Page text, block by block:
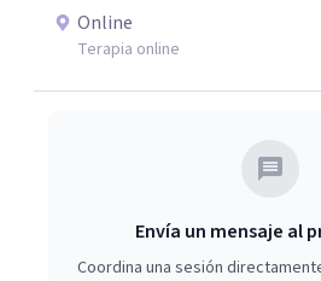
Coach en PNL, Master en
´ponopono y con Maestria en
Online
Terapia online
Envía un mensaje al
Coordina una sesión